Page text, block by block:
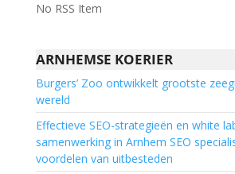
No RSS Item
ARNHEMSE KOERIER
Burgers’ Zoo ontwikkelt grootste
wereld
Effectieve SEO-strategieën en white
samenwerking in Arnhem SEO
voordelen van uitbesteden